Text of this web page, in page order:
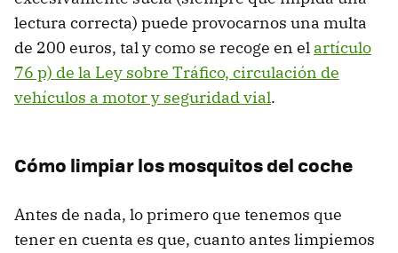
lectura correcta) puede provocarnos una multa
de 200 euros, tal y como se recoge en el artículo
76 p) de la Ley sobre Tráfico, circulación de
vehículos a motor y seguridad vial.
Cómo limpiar los mosquitos del coche
Antes de nada, lo primero que tenemos que
tener en cuenta es que, cuanto antes limpiemos